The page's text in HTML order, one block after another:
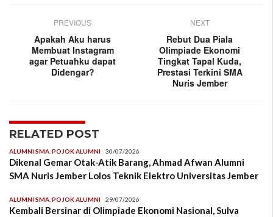
PREVIOUS
Apakah Aku harus
Membuat Instagram
agar Petuahku dapat
Didengar?
NEXT
Rebut Dua Piala
Olimpiade Ekonomi
Tingkat Tapal Kuda,
Prestasi Terkini SMA
Nuris Jember
RELATED POST
ALUMNI SMA POJOK ALUMNI 30/07/2026
Dikenal Gemar Otak-Atik Barang, Ahmad Afwan Alumni
SMA Nuris Jember Lolos Teknik Elektro Universitas Jember
ALUMNI SMA POJOK ALUMNI 29/07/2026
Kembali Bersinar di Olimpiade Ekonomi Nasional, Sulva